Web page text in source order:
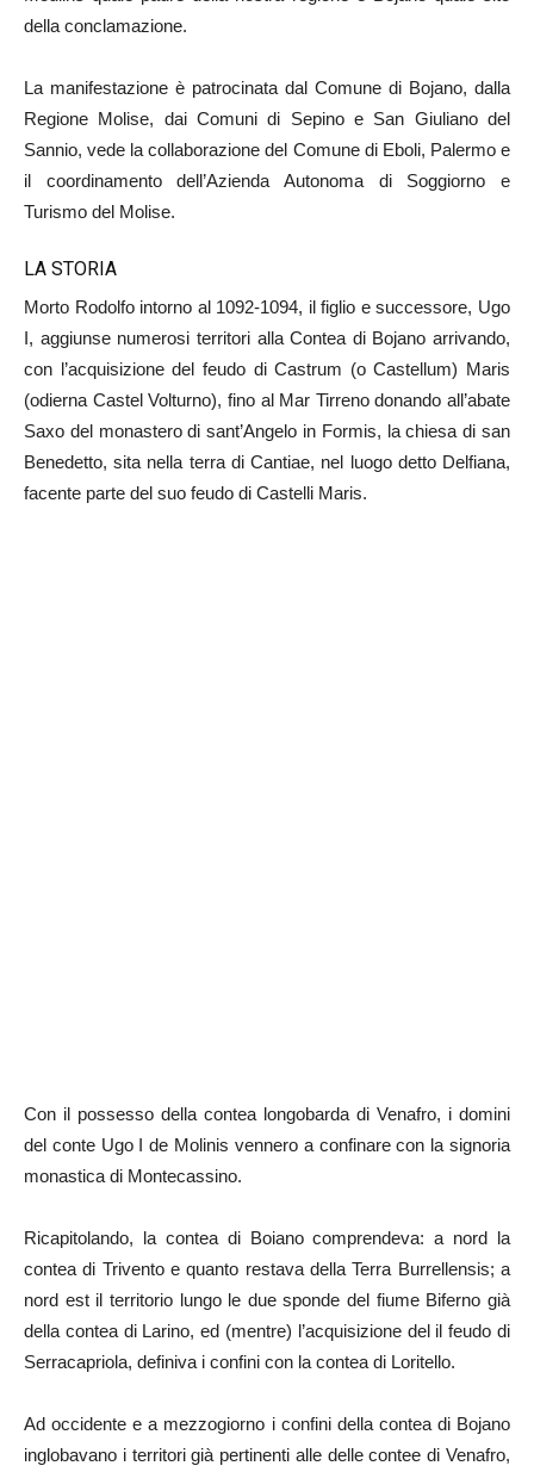
della conclamazione.
La manifestazione è patrocinata dal Comune di Bojano, dalla
Regione Molise, dai Comuni di Sepino e San Giuliano del
Sannio, vede la collaborazione del Comune di Eboli, Palermo e
il coordinamento dell’Azienda Autonoma di Soggiorno e
Turismo del Molise.
LA STORIA
Morto Rodolfo intorno al 1092-1094, il figlio e successore, Ugo
I, aggiunse numerosi territori alla Contea di Bojano arrivando,
con l’acquisizione del feudo di Castrum (o Castellum) Maris
(odierna Castel Volturno), fino al Mar Tirreno donando all’abate
Saxo del monastero di sant’Angelo in Formis, la chiesa di san
Benedetto, sita nella terra di Cantiae, nel luogo detto Delfiana,
facente parte del suo feudo di Castelli Maris.
Con il possesso della contea longobarda di Venafro, i domini
del conte Ugo I de Molinis vennero a confinare con la signoria
monastica di Montecassino.
Ricapitolando, la contea di Boiano comprendeva: a nord la
contea di Trivento e quanto restava della Terra Burrellensis; a
nord est il territorio lungo le due sponde del fiume Biferno già
della contea di Larino, ed (mentre) l’acquisizione del il feudo di
Serracapriola, definiva i confini con la contea di Loritello.
Ad occidente e a mezzogiorno i confini della contea di Bojano
inglobavano i territori già pertinenti alle delle contee di Venafro,